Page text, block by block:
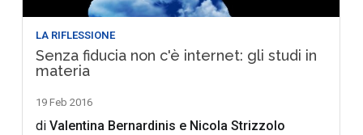
LA RIFLESSIONE
Senza fiducia non c'è internet: gli studi in
materia
19 Feb 2016
diValentina Bernardinis e Nicola Strizzolo